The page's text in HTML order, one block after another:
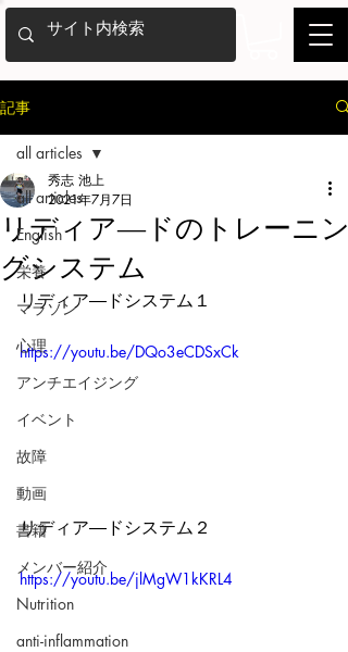
記事
all articles
English
栄養
マラソン
心理
アンチエイジング
イベント
故障
動画
書籍
メンバー紹介
Nutrition
anti-inflammation
all articles
リディア―ドのトレーニン
グシステム
秀志 池上
2021年7月7日
リディア―ドシステム１
https://youtu.be/DQo3eCDSxCk
リディア―ドシステム２
https://youtu.be/jlMgW1kKRL4